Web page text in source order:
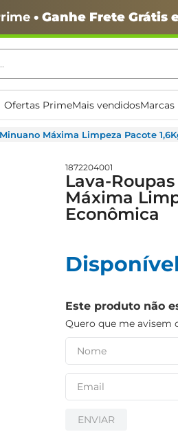
• Ganhe Frete Grátis
Ofertas PrimeMais vendidosMarcas
Máxima Limpeza Pacote
1872204001
Lava-
Máxima
Econômica
Este produto não
Quero que me avisem
ENVIAR